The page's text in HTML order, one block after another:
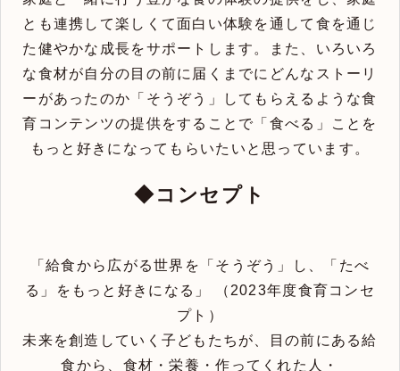
とも連携して楽しくて面白い体験を通して食を通じ
た健やかな成長をサポートします。また、いろいろ
な食材が自分の目の前に届くまでにどんなストーリ
ーがあったのか「そうぞう」してもらえるような食
育コンテンツの提供をすることで「食べる」ことを
もっと好きになってもらいたいと思っています。
◆コンセプト
「給食から広がる世界を「そうぞう」し、「たべ
る」をもっと好きになる」 （2023年度食育コンセ
プト）
未来を創造していく子どもたちが、目の前にある給
食から、食材・栄養・作ってくれた人・